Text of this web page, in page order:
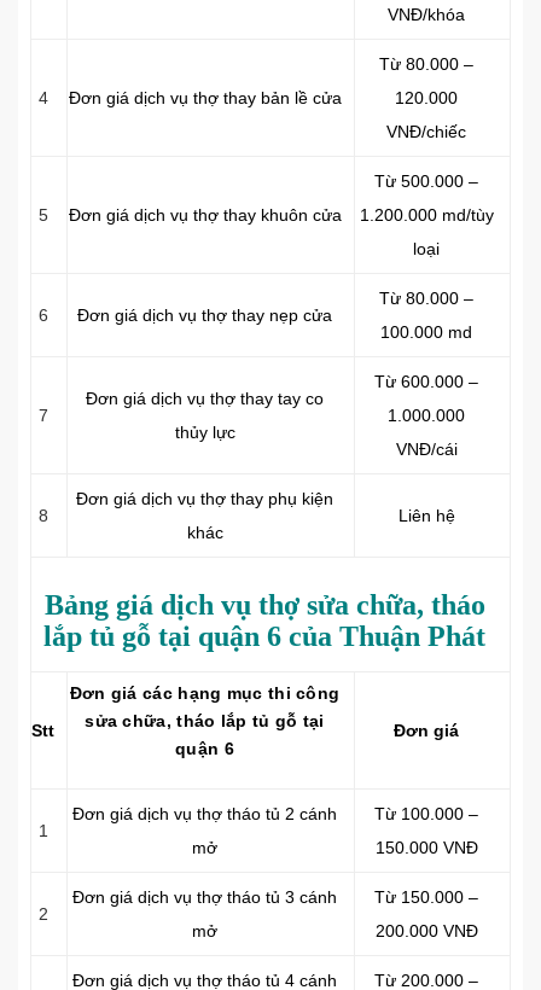
VNĐ/khóa
4 Đơn giá dịch vụ thợ thay bản lề cửa
Từ 80.000 –
120.000
VNĐ/chiếc
5 Đơn giá dịch vụ thợ thay khuôn cửa
Từ 500.000 –
1.200.000 md/tùy
loại
6 Đơn giá dịch vụ thợ thay nẹp cửa
Từ 80.000 –
100.000 md
7
Đơn giá dịch vụ thợ thay tay co
thủy lực
Từ 600.000 –
1.000.000
VNĐ/cái
8
Đơn giá dịch vụ thợ thay phụ kiện
khác
Liên hệ
Bảng giá dịch vụ thợ sửa chữa, tháo
lắp tủ gỗ tại quận 6 của Thuận Phát
Stt
Đơn giá các hạng mục thi công
sửa chữa, tháo lắp tủ gỗ tại
quận 6
Đơn giá
1
Đơn giá dịch vụ thợ tháo tủ 2 cánh
mở
Từ 100.000 –
150.000 VNĐ
2
Đơn giá dịch vụ thợ tháo tủ 3 cánh
mở
Từ 150.000 –
200.000 VNĐ
Đơn giá dịch vụ thợ tháo tủ 4 cánh
Từ 200.000 –